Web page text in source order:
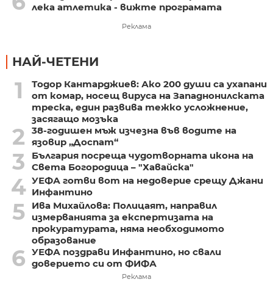
лека атлетика - вижте програмата
Реклама
НАЙ-ЧЕТЕНИ
1
Тодор Кантарджиев: Ако 200 души са ухапани
от комар, носещ вируса на Западнонилската
треска, един развива тежко усложнение,
засягащо мозъка
2
38-годишен мъж изчезна във водите на
язовир „Доспат“
3
България посреща чудотворната икона на
Света Богородица – "Хавайска"
4 УЕФА готви вот на недоверие срещу Джани
Инфантино
5
Ива Михайлова: Полицаят, направил
измерванията за експертизата на
прокуратурата, няма необходимото
образование
6 УЕФА поздрави Инфантино, но свали
доверието си от ФИФА
Реклама